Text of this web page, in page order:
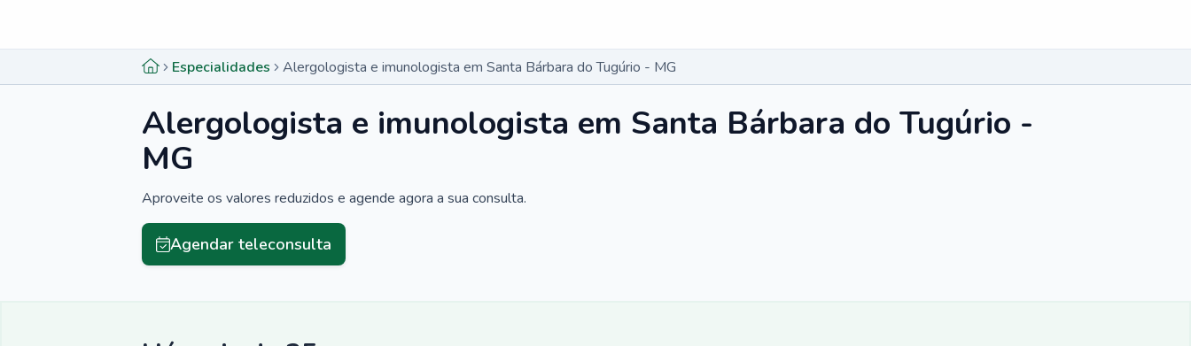
Especialidades Alergologista e imunologista em Santa Bárbara do Tugúrio - MG
Alergologista e imunologista em Santa Bárbara do Tugúrio -
MG
Aproveite os valores reduzidos e agende agora a sua consulta.
Agendar teleconsulta